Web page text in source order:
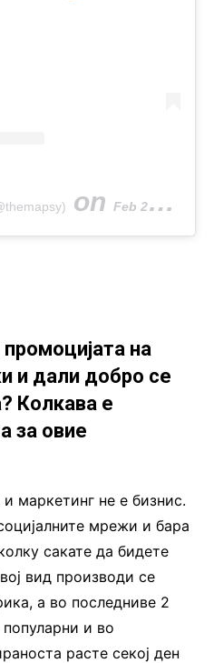
on Feb 20, 2020 at 2:46pm PST
на
и дали добро се
Колкава е
за овие
маркетинг не е бизнис.
мрежи и бара
сакате да бидете
вид производи се
а во последниве 2
и во
расте секој ден